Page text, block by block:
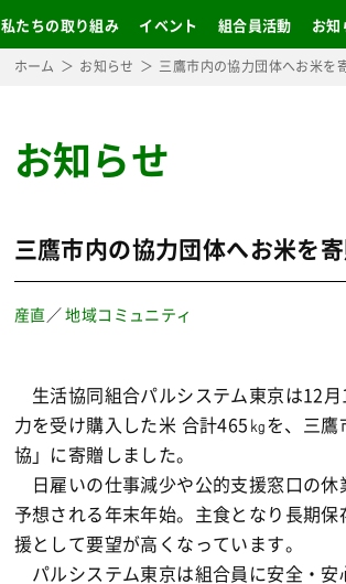
私たちの取り組み イベント 組合員活動 お知
ホーム お知らせ 三鷹市内の協力団体へお米を
お知らせ
三鷹市内の協力団体へお米を
産直 ／地域コミュニティ
生活協同組合パルシステム東京は12
力を受け購入した米 合計465㎏を、三
協」に寄贈しました。
日雇いの仕事減少や公的支援窓口の
予想される年末年始。主食となり長期
援として要望が高くなっています。
パルシステム東京は組合員に安全・